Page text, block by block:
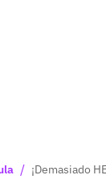
/ ¡Demasiado